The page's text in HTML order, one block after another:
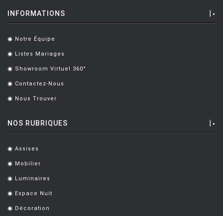
INFORMATIONS
. Notre Équipe
. Listes Mariages
. Showroom Virtuel 360°
. Contactez-Nous
. Nous Trouver
NOS RUBRIQUES
. Assises
. Mobilier
. Luminaires
. Espace Nuit
. Décoration